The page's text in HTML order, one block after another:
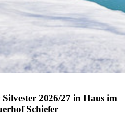
2026/27 in Haus im
Schiefer